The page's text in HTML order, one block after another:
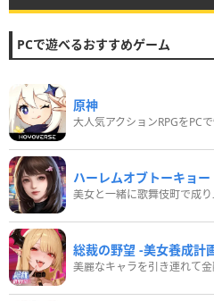
PCで遊べるおすすめゲーム
原神
大人気アクションRPGをPC
ハーレムオブトーキョー
美女と一緒に歌舞伎町で成り
総裁の野望 -美女養成計
美麗なキャラを引き連れて